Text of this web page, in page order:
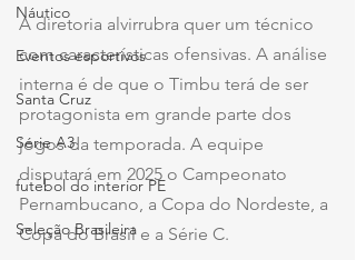
Náutico
Eventos esportivos
Santa Cruz
Série A3
futebol do interior PE
Seleção Brasileira
A diretoria alvirrubra quer um técnico
com características ofensivas. A análise
interna é de que o Timbu terá de ser
protagonista em grande parte dos
jogos da temporada. A equipe
disputará em 2025 o Campeonato
Pernambucano, a Copa do Nordeste, a
Copa do Brasil e a Série C.